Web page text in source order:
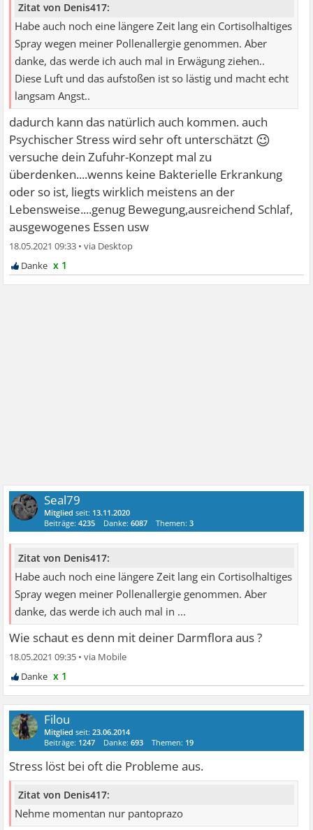
Zitat von Denis417:
Habe auch noch eine längere Zeit lang ein Cortisolhaltiges
Spray wegen meiner Pollenallergie genommen. Aber
danke, das werde ich auch mal in Erwägung ziehen..
Diese Luft und das aufstoßen ist so lästig und macht echt
langsam Angst..
dadurch kann das natürlich auch kommen. auch
Psychischer Stress wird sehr oft unterschätzt 😉
versuche dein Zufuhr-Konzept mal zu
überdenken....wenns keine Bakterielle Erkrankung
oder so ist, liegts wirklich meistens an der
Lebensweise....genug Bewegung,ausreichend Schlaf,
ausgewogenes Essen usw
18.05.2021 09:33 •
x 1
Seal79
Mitglied seit: 13.11.2020
Beiträge:4235 Danke:6087 Themen:3
Zitat von Denis417:
Habe auch noch eine längere Zeit lang ein Cortisolhaltiges
Spray wegen meiner Pollenallergie genommen. Aber
danke, das werde ich auch mal in ...
Wie schaut es denn mit deiner Darmflora aus ?
18.05.2021 09:35 •
x 1
Filou
Mitglied seit:23.06.2014
Beiträge: 1247 Danke:693 Themen: 19
Stress löst bei oft die Probleme aus.
Zitat von Denis417:
Nehme momentan nur pantoprazo